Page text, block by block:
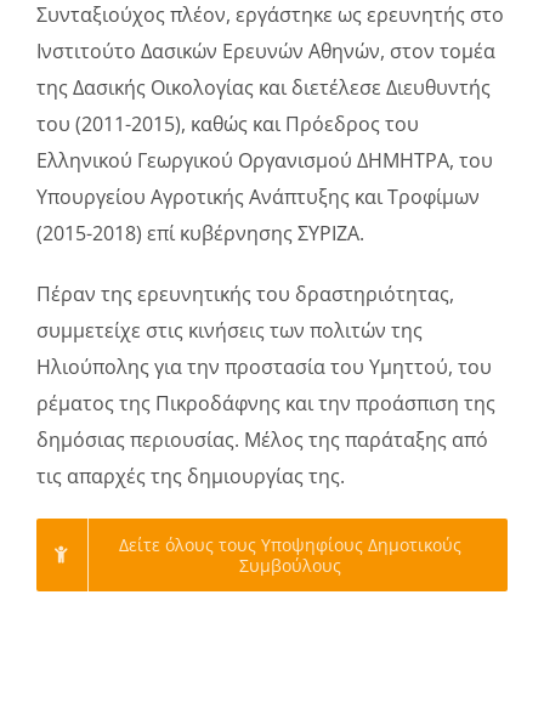
Συνταξιούχος πλέον, εργάστηκε ως ερευνητής στο
Ινστιτούτο Δασικών Ερευνών Αθηνών, στον τομέα
της Δασικής Οικολογίας και διετέλεσε Διευθυντής
του (2011-2015), καθώς και Πρόεδρος του
Ελληνικού Γεωργικού Οργανισμού ΔΗΜΗΤΡΑ, του
Υπουργείου Αγροτικής Ανάπτυξης και Τροφίμων
(2015-2018) επί κυβέρνησης ΣΥΡΙΖΑ.
Πέραν της ερευνητικής του δραστηριότητας,
συμμετείχε στις κινήσεις των πολιτών της
Ηλιούπολης για την προστασία του Υμηττού, του
ρέματος της Πικροδάφνης και την προάσπιση της
δημόσιας περιουσίας. Μέλος της παράταξης από
τις απαρχές της δημιουργίας της.
Δείτε όλους τους Υποψηφίους Δημοτικούς
Συμβούλους